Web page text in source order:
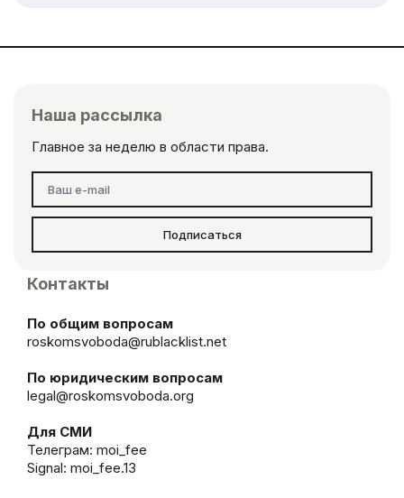
Наша рассылка
Главное за неделю в области права.
Подписаться
Контакты
По общим вопросам
roskomsvoboda@rublacklist.net
По юридическим вопросам
legal@roskomsvoboda.org
Для СМИ
Телеграм: moi_fee
Signal: moi_fee.13